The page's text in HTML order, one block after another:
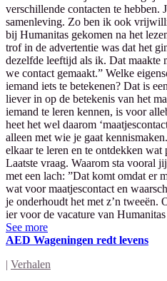
verschillende contacten te hebben.
samenleving. Zo ben ik ook
bij Humanitas gekomen na het
trof in de advertentie was dat het
dezelfde leeftijd als ik. Dat maakte
we contact gemaakt.” Welke
iemand iets te betekenen? Dat is
liever in op de betekenis van het
iemand te leren kennen, is voor
heet het wel daarom
alleen met wie je gaat
elkaar te leren en te ontdekken wat
Laatste vraag. Waarom sta vooral
met een lach: ”Dat komt omdat er
wat voor maatjescontact en
je onderhoudt het met z’n
ier voor de vacature van Humanitas
See more
AED Wageningen redt levens
| Verhalen